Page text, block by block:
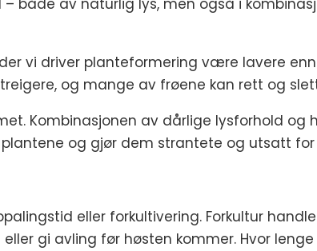
både av naturlig lys, men også i
vi driver planteformering være lavere enn
og mange av frøene kan rett og
Kombinasjonen av dårlige lysforhold og
og gjør dem strantete og utsatt
eller forkultivering. Forkultur
gi avling før høsten kommer. Hvor